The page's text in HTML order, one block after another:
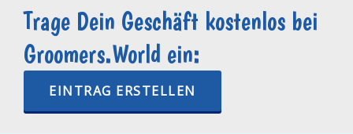
Trage Dein Geschäft kostenlos bei
Groomers.World ein:
EINTRAG ERSTELLEN